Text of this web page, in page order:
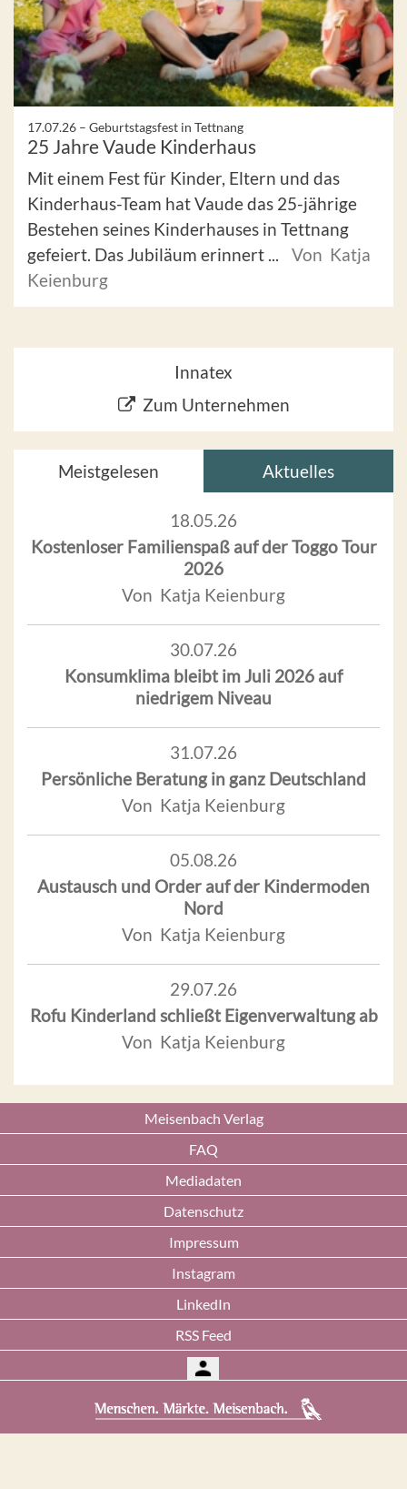
17.07.26 – Geburtstagsfest in Tettnang
25 Jahre Vaude Kinderhaus
Mit einem Fest für Kinder, Eltern und das
Kinderhaus-Team hat Vaude das 25-jährige
Bestehen seines Kinderhauses in Tettnang
gefeiert. Das Jubiläum erinnert ...
Von Katja
Keienburg
Innatex
Zum Unternehmen
Meistgelesen Aktuelles
18.05.26
Kostenloser Familienspaß auf der Toggo Tour
2026
Von Katja Keienburg
30.07.26
Konsumklima bleibt im Juli 2026 auf
niedrigem Niveau
31.07.26
Persönliche Beratung in ganz Deutschland
Von Katja Keienburg
05.08.26
Austausch und Order auf der Kindermoden
Nord
Von Katja Keienburg
29.07.26
Rofu Kinderland schließt Eigenverwaltung ab
Von Katja Keienburg
Meisenbach Verlag
FAQ
Mediadaten
Datenschutz
Impressum
Instagram
LinkedIn
RSS Feed